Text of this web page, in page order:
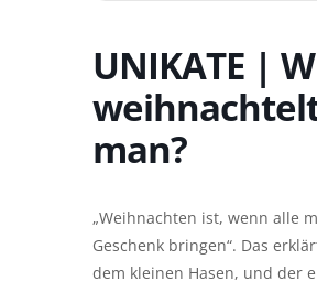
UNIKATE |
man?
„Weihnachten ist, wenn alle
Geschenk bringen“. Das
dem kleinen Hasen, und der